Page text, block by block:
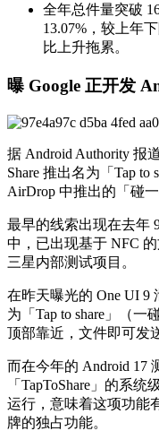
全年总件量突破
13.07%，较上年
比上升拖累。
曝 Google 正开发
据 Android Authority 报
Share 推出名为「Tap
AirDrop 中推出的「碰
最早的线索出现在去年
中，已出现基于 NFC
三星内部测试项目。
在昨天曝光的 One UI 9
为「Tap to share」（
顶部靠近，文件即可发
而在今年的 Android 17
「TapToShare」的系
运行，意味着这项功能
牌的独占功能。